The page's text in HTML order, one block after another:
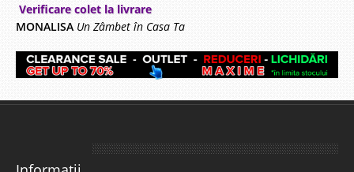
Verificare colet la livrare
MONALISA Un Zâmbet în Casa Ta